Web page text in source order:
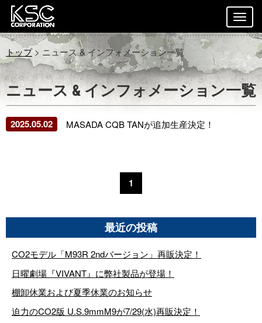
トップ> ニュース & インフォメーション一覧
ニュース & インフォメーション一覧
2025.05.02 MASADA CQB TANが追加生産決定！
1
最近の投稿
CO2モデル「M93R 2ndバージョン」再販決定！
日曜劇場『VIVANT』に弊社製品が登場！
棚卸休業および夏季休業のお知らせ
迫力のCO2版 U.S.9mmM9が7/29(水)再販決定！